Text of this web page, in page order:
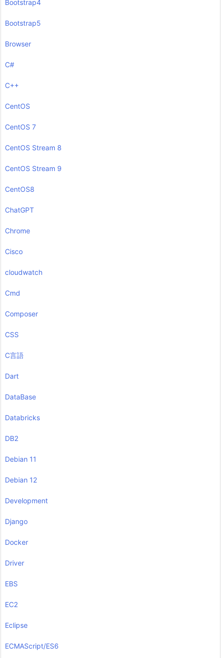
Bootstrap4
Bootstrap5
Browser
C#
C++
CentOS
CentOS 7
CentOS Stream 8
CentOS Stream 9
CentOS8
ChatGPT
Chrome
Cisco
cloudwatch
Cmd
Composer
CSS
C言語
Dart
DataBase
Databricks
DB2
Debian 11
Debian 12
Development
Django
Docker
Driver
EBS
EC2
Eclipse
ECMAScript/ES6